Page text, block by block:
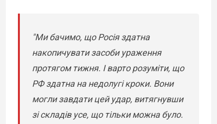
"Ми бачимо, що Росія здатна
накопичувати засоби ураження
протягом тижня. І варто розуміти, що
РФ здатна на недолугі кроки. Вони
могли завдати цей удар, витягнувши
зі складів усе, що тільки можна було.